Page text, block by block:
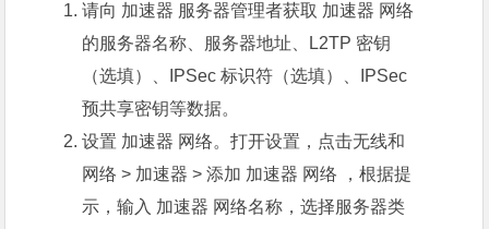
请向 加速器 服务器管理者获取 加速器 网络
的服务器名称、服务器地址、L2TP 密钥
（选填）、IPSec 标识符（选填）、IPSec
预共享密钥等数据。
设置 加速器 网络。打开设置 ，点击无线和
网络 > 加速器 >添加 加速器 网络
，根据提
示，输入 加速器 网络名称，选择服务器类